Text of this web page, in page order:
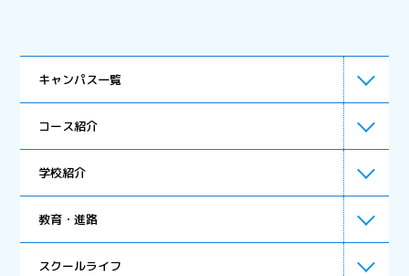
キャンパス一覧
コース紹介
週5日コース
週3日コース
オンラインコース
学校紹介
教育・進路
スクールライフ